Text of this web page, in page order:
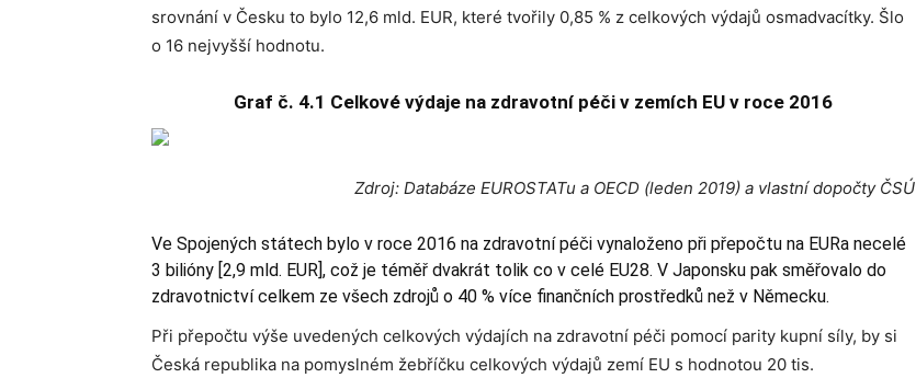
srovnání v Česku to bylo 12,6 mld. EUR, které tvořily 0,85 % z celkových výdajů osmadvacítky. Šlo
o 16 nejvyšší hodnotu.
Graf č. 4.1 Celkové výdaje na zdravotní péči v zemích EU v roce 2016
Zdroj: Databáze EUROSTATu a OECD (leden 2019) a vlastní dopočty ČSÚ
Ve Spojených státech bylo v roce 2016 na zdravotní péči vynaloženo při přepočtu na EURa necelé
3 bilióny [2,9 mld. EUR], což je téměř dvakrát tolik co v celé EU28. V Japonsku pak směřovalo do
zdravotnictví celkem ze všech zdrojů o 40 % více finančních prostředků než v Německu.
Při přepočtu výše uvedených celkových výdajích na zdravotní péči pomocí parity kupní síly, by si
Česká republika na pomyslném žebříčku celkových výdajů zemí EU s hodnotou 20 tis.